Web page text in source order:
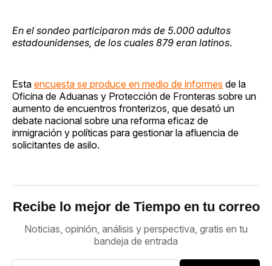
En el sondeo participaron más de 5.000 adultos
estadounidenses, de los cuales 879 eran latinos.
Esta encuesta se produce en medio de informes de la
Oficina de Aduanas y Protección de Fronteras sobre un
aumento de encuentros fronterizos, que desató un
debate nacional sobre una reforma eficaz de
inmigración y políticas para gestionar la afluencia de
solicitantes de asilo.
Recibe lo mejor de Tiempo en tu correo
Noticias, opinión, análisis y perspectiva, gratis en tu
bandeja de entrada